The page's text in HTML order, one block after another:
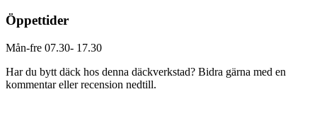
Öppettider
Mån-fre 07.30- 17.30
Har du bytt däck hos denna däckverkstad? Bidra gärna med en
kommentar eller recension nedtill.